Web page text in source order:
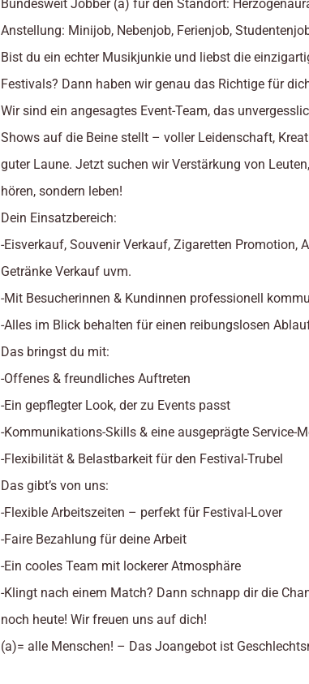
Bundesweit Jobber (a) für den Standort:
Anstellung: Minijob, Nebenjob, Ferienjob,
Bist du ein echter Musikjunkie und liebst die
Festivals? Dann haben wir genau das Richtige für
Wir sind ein angesagtes Event-Team, das
Shows auf die Beine stellt – voller Leidenschaft,
guter Laune. Jetzt suchen wir Verstärkung von
hören, sondern leben!
Dein Einsatzbereich:
-Eisverkauf, Souvenir Verkauf, Zigaretten Promotion,
Getränke Verkauf uvm.
-Mit Besucherinnen & Kundinnen professionell
-Alles im Blick behalten für einen reibungslosen
Das bringst du mit:
-Offenes & freundliches Auftreten
-Ein gepflegter Look, der zu Events passt
-Kommunikations-Skills & eine ausgeprägte Service-
-Flexibilität & Belastbarkeit für den Festival-Trubel
Das gibt’s von uns:
-Flexible Arbeitszeiten – perfekt für Festival-Lover
-Faire Bezahlung für deine Arbeit
-Ein cooles Team mit lockerer Atmosphäre
-Klingt nach einem Match? Dann schnapp dir die
noch heute! Wir freuen uns auf dich!
(a)= alle Menschen! – Das Joangebot ist